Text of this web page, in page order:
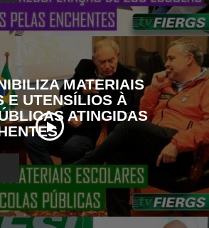
MATERIAIS
E UTENSÍLIOS À
ATINGIDAS